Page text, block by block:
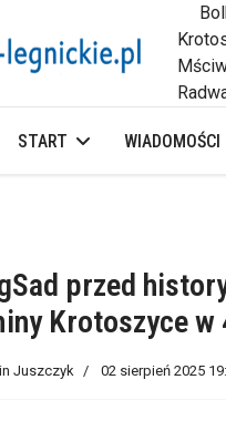
START WIADOMOŚCI
przed
Krotoszyce w
Juszczyk 02 sierpień 2025